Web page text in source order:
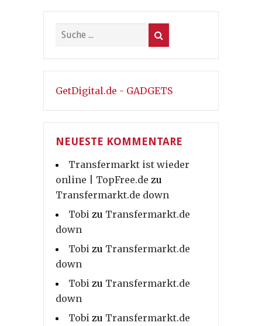
GetDigital.de - GADGETS
NEUESTE KOMMENTARE
Transfermarkt ist wieder
online | TopFree.de zu
Transfermarkt.de down
Tobi zu Transfermarkt.de
down
Tobi zu Transfermarkt.de
down
Tobi zu Transfermarkt.de
down
Tobi zu Transfermarkt.de